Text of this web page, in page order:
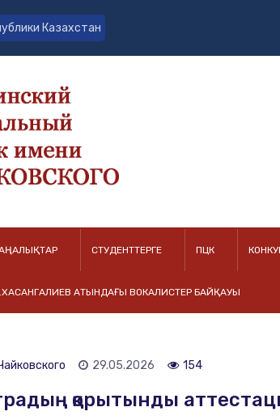
Казахстан
СТУДЕНТТЕРГЕ ПЦК
АТЫНДАҒЫ ВОКАЛИСТЕР БАЙҚАУЫ
29.05.2026 154
қорытынды